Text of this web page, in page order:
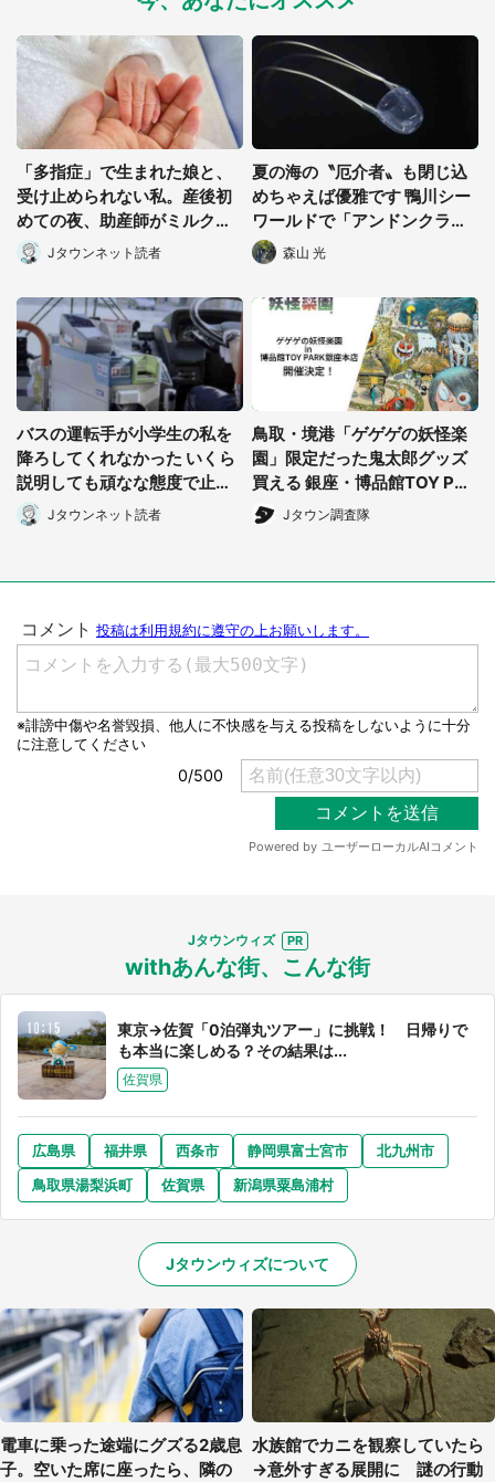
都道府選択
「多指症」で生まれた娘と、
受け止められない私。産後初
めての夜、助産師がミルクを
あげてるのを見て...(静岡県・
20代女性)
Jタウンネット読者
夏の海の〝厄介者〟も閉じ込
めちゃえば優雅です 鴨川シー
ワールドで「アンドンクラ
ゲ」期間限定展示【7/29~】
森山 光
バスの運転手が小学生の私を
降ろしてくれなかった いくら
説明しても頑なな態度で止め
られ(北海道・50代女性)
Jタウンネット読者
鳥取・境港「ゲゲゲの妖怪楽
園」限定だった鬼太郎グッズ
買える 銀座・博品館TOY PAR
Kへ急げ【8/8~31】
Jタウン調査隊
Jタウンウィズ
withあんな街、こんな街
東京→佐賀「0泊弾丸ツアー」に挑戦！ 日帰りで
も本当に楽しめる？その結果は...
佐賀県
広島県 福井県 西条市 静岡県富士宮市
北九州市
鳥取県湯梨浜町
佐賀県 新潟県粟島浦村
Jタウンウィズについて
電車に乗った途端にグズる2歳息
子。空いた席に座ったら、隣の
水族館でカニを観察していたら
→意外すぎる展開に 謎の行動